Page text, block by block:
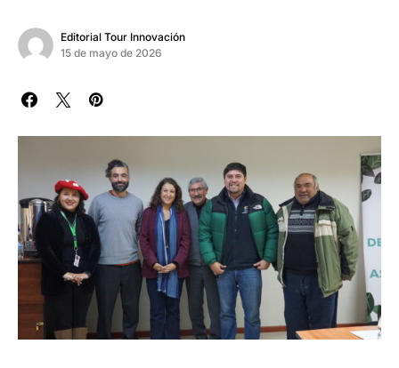
Editorial Tour Innovación
15 de mayo de 2026